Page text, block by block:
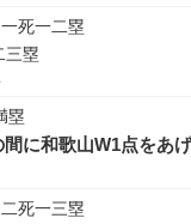
一死一二塁
三塁
塁
に和歌山W1点をあ
二死一三塁